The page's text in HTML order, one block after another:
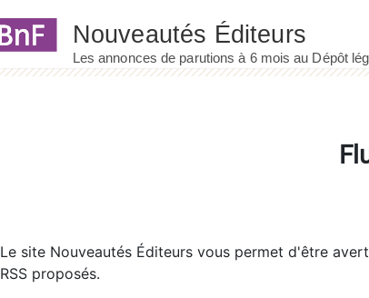
Le site Nouveautés Éditeurs vous permet d'être
RSS proposés.